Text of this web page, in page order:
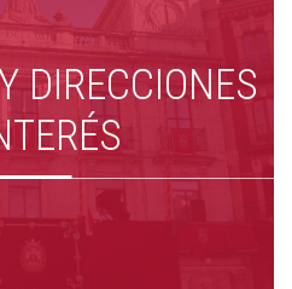
DIRECCIONES